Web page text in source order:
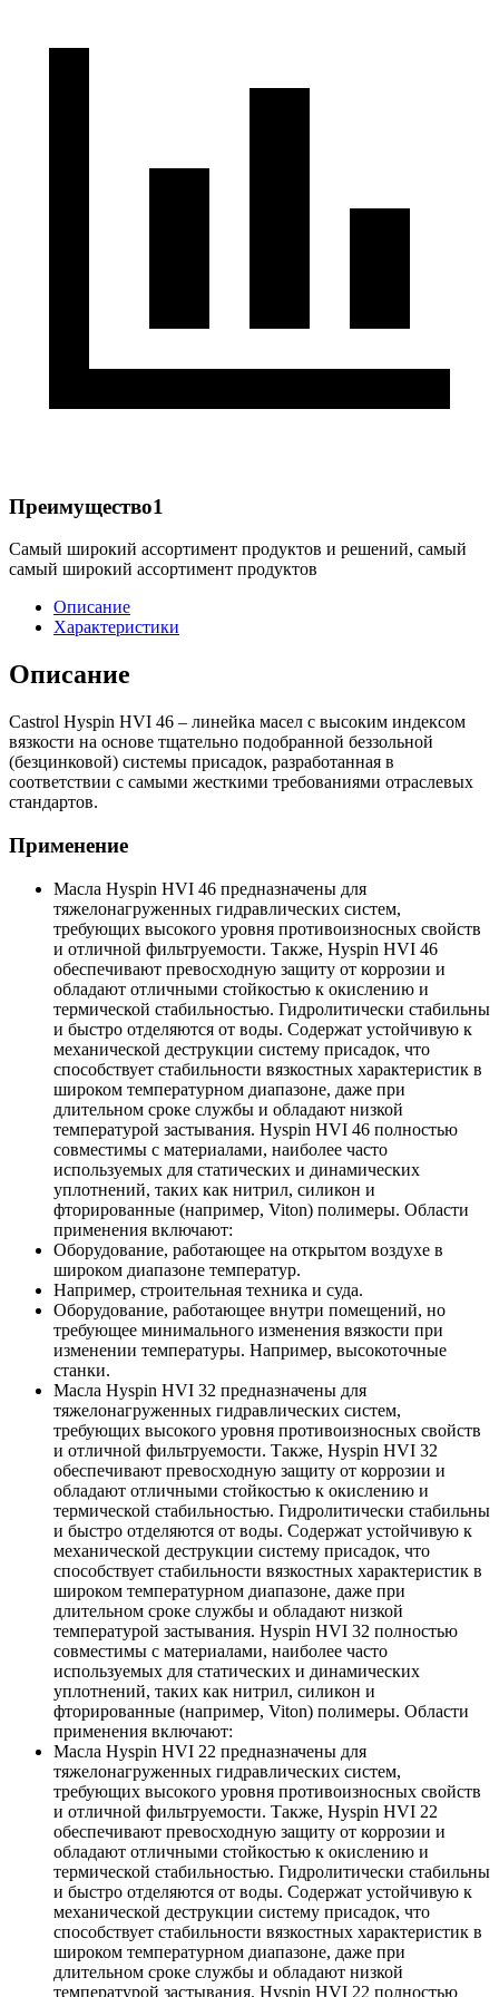
Преимущество1
Самый широкий ассортимент продуктов и решений, самый
самый широкий ассортимент продуктов
Описание
Характеристики
Описание
Castrol Hyspin HVI 46 – линейка масел с высоким индексом
вязкости на основе тщательно подобранной беззольной
(безцинковой) системы присадок, разработанная в
соответствии с самыми жесткими требованиями отраслевых
стандартов.
Применение
Масла Hyspin HVI 46 предназначены для
тяжелонагруженных гидравлических систем,
требующих высокого уровня противоизносных свойств
и отличной фильтруемости. Также, Hyspin HVI 46
обеспечивают превосходную защиту от коррозии и
обладают отличными стойкостью к окислению и
термической стабильностью. Гидролитически стабильны
и быстро отделяются от воды. Содержат устойчивую к
механической деструкции систему присадок, что
способствует стабильности вязкостных характеристик в
широком температурном диапазоне, даже при
длительном сроке службы и обладают низкой
температурой застывания. Hyspin HVI 46 полностью
совместимы с материалами, наиболее часто
используемых для статических и динамических
уплотнений, таких как нитрил, силикон и
фторированные (например, Viton) полимеры. Области
применения включают:
Оборудование, работающее на открытом воздухе в
широком диапазоне температур.
Например, строительная техника и суда.
Оборудование, работающее внутри помещений, но
требующее минимального изменения вязкости при
изменении температуры. Например, высокоточные
станки.
Масла Hyspin HVI 32 предназначены для
тяжелонагруженных гидравлических систем,
требующих высокого уровня противоизносных свойств
и отличной фильтруемости. Также, Hyspin HVI 32
обеспечивают превосходную защиту от коррозии и
обладают отличными стойкостью к окислению и
термической стабильностью. Гидролитически стабильны
и быстро отделяются от воды. Содержат устойчивую к
механической деструкции систему присадок, что
способствует стабильности вязкостных характеристик в
широком температурном диапазоне, даже при
длительном сроке службы и обладают низкой
температурой застывания. Hyspin HVI 32 полностью
совместимы с материалами, наиболее часто
используемых для статических и динамических
уплотнений, таких как нитрил, силикон и
фторированные (например, Viton) полимеры. Области
применения включают:
Масла Hyspin HVI 22 предназначены для
тяжелонагруженных гидравлических систем,
требующих высокого уровня противоизносных свойств
и отличной фильтруемости. Также, Hyspin HVI 22
обеспечивают превосходную защиту от коррозии и
обладают отличными стойкостью к окислению и
термической стабильностью. Гидролитически стабильны
и быстро отделяются от воды. Содержат устойчивую к
механической деструкции систему присадок, что
способствует стабильности вязкостных характеристик в
широком температурном диапазоне, даже при
длительном сроке службы и обладают низкой
температурой застывания. Hyspin HVI 22 полностью